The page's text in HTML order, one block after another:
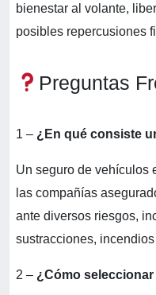
bienestar al volante,
posibles repercusiones
Preguntas
1 – ¿En qué consiste
Un seguro de vehículos
las compañías
ante diversos riesgos,
sustracciones, incendios
2 – ¿Cómo